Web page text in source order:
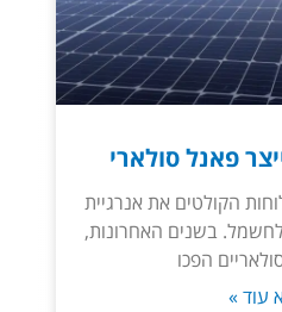
פאנל סולארי
הקולטים את אנרגיית
בשנים האחרונות,
הפכו
עוד »